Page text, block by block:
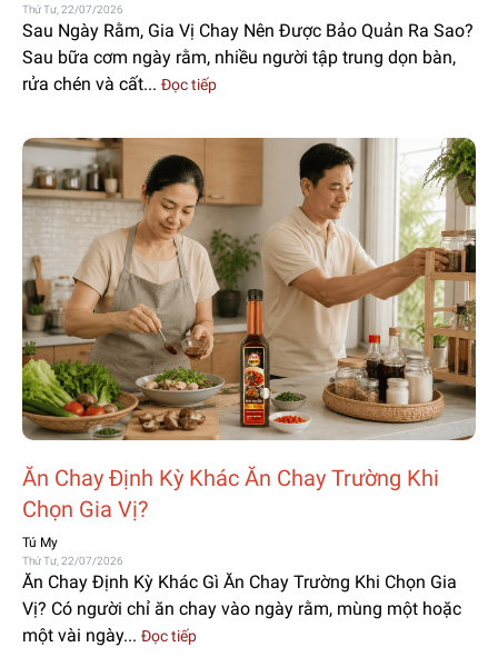
Thứ Tư, 22/07/2026
Sau Ngày Rằm, Gia Vị Chay Nên Được Bảo Quản Ra Sao?
Sau bữa cơm ngày rằm, nhiều người tập trung dọn bàn,
rửa chén và cất... Đọc tiếp
Ăn Chay Định Kỳ Khác Ăn Chay Trường Khi
Chọn Gia Vị?
Tú My
Thứ Tư, 22/07/2026
Ăn Chay Định Kỳ Khác Gì Ăn Chay Trường Khi Chọn Gia
Vị? Có người chỉ ăn chay vào ngày rằm, mùng một hoặc
một vài ngày... Đọc tiếp